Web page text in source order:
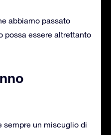
abbiamo passato
possa essere altrettanto
sempre un miscuglio di